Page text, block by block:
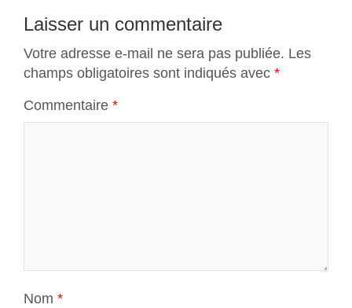
Laisser un commentaire
Votre adresse e-mail ne sera pas publiée. Les
champs obligatoires sont indiqués avec *
Commentaire *
Nom *